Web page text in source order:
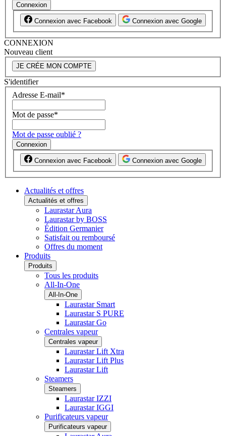
Connexion
Connexion avec Facebook Connexion avec Google
CONNEXION
Nouveau client
JE CRÉE MON COMPTE
S'identifier
Adresse E-mail*
Mot de passe*
Mot de passe oublié ?
Connexion
Connexion avec Facebook Connexion avec Google
Actualités et offres
Actualités et offres
Laurastar Aura
Laurastar by BOSS
Édition Germanier
Satisfait ou remboursé
Offres du moment
Produits
Produits
Tous les produits
All-In-One
All-In-One
Laurastar Smart
Laurastar S PURE
Laurastar Go
Centrales vapeur
Centrales vapeur
Laurastar Lift Xtra
Laurastar Lift Plus
Laurastar Lift
Steamers
Steamers
Laurastar IZZI
Laurastar IGGI
Purificateurs vapeur
Purificateurs vapeur